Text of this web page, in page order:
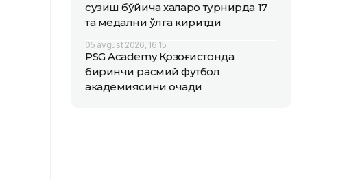
сузиш бўйича халқаро турнирда 17
та медални қўлга киритди
05 avgust 2026, 16:15
PSG Academy Қозоғистонда
биринчи расмий футбол
академиясини очади